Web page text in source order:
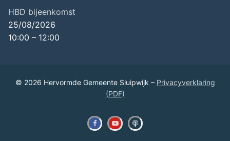
HBD bijeenkomst
25/08/2026
10:00 – 12:00
© 2026 Hervormde Gemeente Sluipwijk – Privacyverklaring
(PDF)